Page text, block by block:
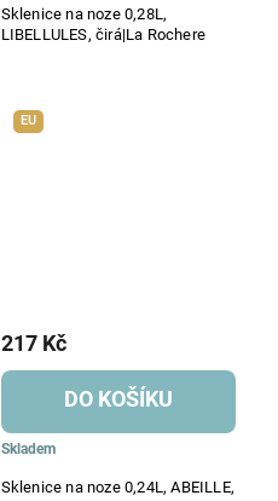
Sklenice na noze 0,28L,
LIBELLULES, čirá|La Rochere
EU
Sklenice na noze 0,24L, ABEILLE,
Skladem
217 Kč
DO KOŠÍKU